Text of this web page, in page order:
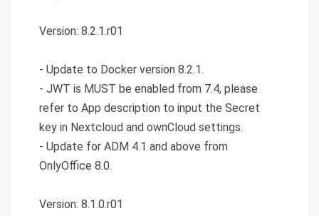
Version: 8.2.1.r01
- Update to Docker version 8.2.1.
- JWT is MUST be enabled from 7.4, please
refer to App description to input the Secret
key in Nextcloud and ownCloud settings.
- Update for ADM 4.1 and above from
OnlyOffice 8.0.
Version: 8.1.0.r01